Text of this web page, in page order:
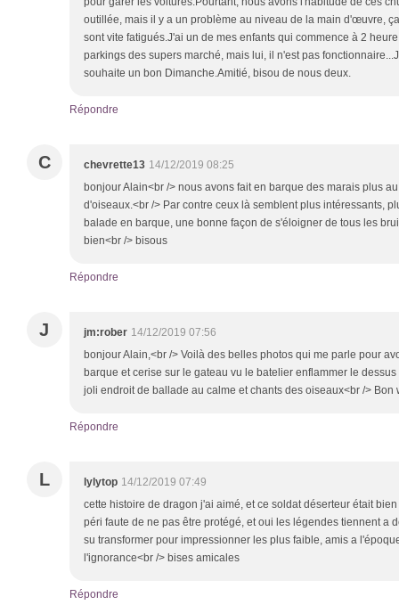
outillée, mais il y a un problème au niveau de la main d'œuvre,
sont vite fatigués.J'ai un de mes enfants qui commence à 2
parkings des supers marché, mais lui, il n'est pas
souhaite un bon Dimanche.Amitié, bisou de nous deux.
Répondre
C chevrette13 14/12/2019 08:25
bonjour Alain<br /> nous avons fait en barque des marais plus
d'oiseaux.<br /> Par contre ceux là semblent plus intéressants,
balade en barque, une bonne façon de s'éloigner de tous les
bien<br /> bisous
Répondre
J jm:rober 14/12/2019 07:56
bonjour Alain,<br /> Voilà des belles photos qui me parle pour
barque et cerise sur le gateau vu le batelier enflammer le
joli endroit de ballade au calme et chants des oiseaux<br /> Bon
Répondre
L lylytop 14/12/2019 07:49
cette histoire de dragon j'ai aimé, et ce soldat déserteur était
péri faute de ne pas être protégé, et oui les légendes tiennent a
su transformer pour impressionner les plus faible, amis a
l'ignorance<br /> bises amicales
Répondre